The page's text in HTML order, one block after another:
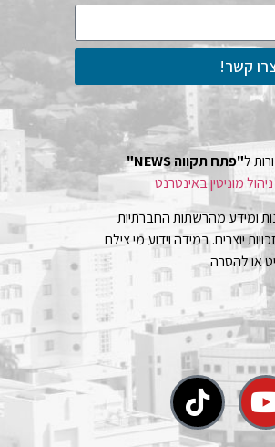
קשר!
ל"פתח תקווה NEWS"
ומידע מהרשתות החברתיות
27א לחוק זכויות יוצרים. במידה וידוע מי צילם
או להסרה.